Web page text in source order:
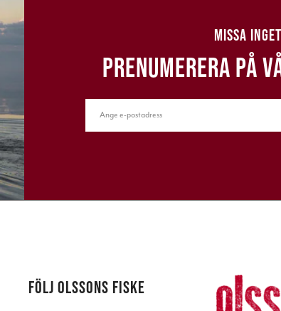
MISSA
PRENUMERERA PÅ
FÖLJ OLSSONS FISKE